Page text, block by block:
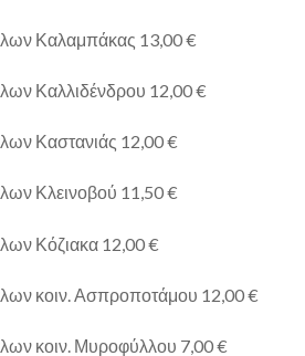
Καλαμπάκας 13,00 €
Καλλιδένδρου 12,00 €
Καστανιάς 12,00 €
Κλεινοβού 11,50 €
Κόζιακα 12,00 €
κοιν. Ασπροποτάμου 12,00 €
κοιν. Μυροφύλλου 7,00 €